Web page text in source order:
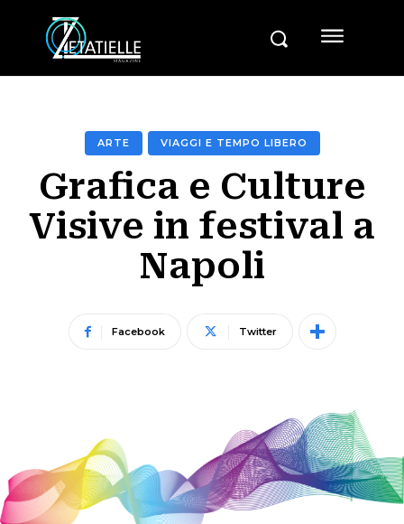
ARTE VIAGGI E TEMPO LIBERO
Grafica e Culture
Visive in festival a
Napoli
Facebook Twitter